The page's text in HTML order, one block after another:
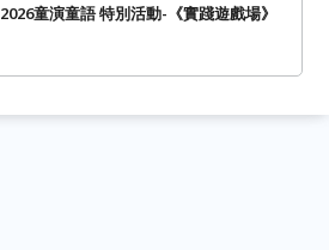
2026童演童語 特別活動-《實踐遊戲場》